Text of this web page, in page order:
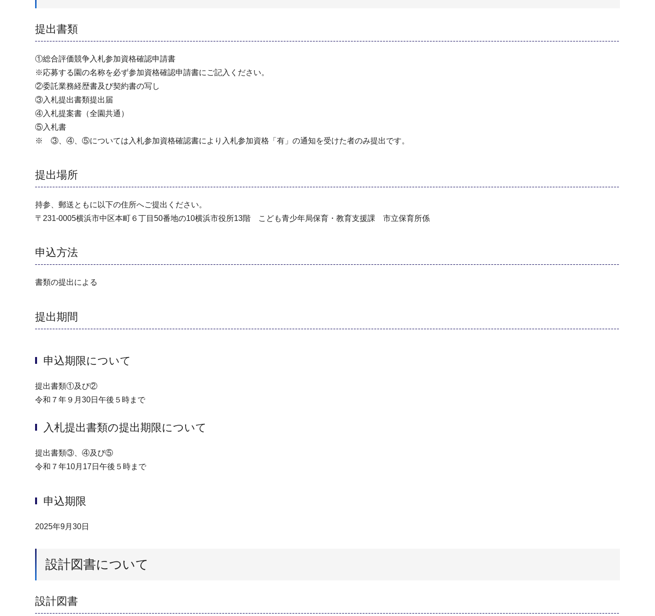
提出書類
①総合評価競争入札参加資格確認申請書
※応募する園の名称を必ず参加資格確認申請書にご記入ください。
②委託業務経歴書及び契約書の写し
③入札提出書類提出届
④入札提案書（全園共通）
⑤入札書
※ ③、④、⑤については入札参加資格確認書により入札参加資格「有」の通知を受けた者のみ提出です。
提出場所
持参、郵送ともに以下の住所へご提出ください。
〒231-0005横浜市中区本町６丁目50番地の10横浜市役所13階 こども青少年局保育・教育支援課 市立保育所係
申込方法
書類の提出による
提出期間
申込期限について
提出書類①及び②
令和７年９月30日午後５時まで
入札提出書類の提出期限について
提出書類③、④及び⑤
令和７年10月17日午後５時まで
申込期限
2025年9月30日
設計図書について
設計図書